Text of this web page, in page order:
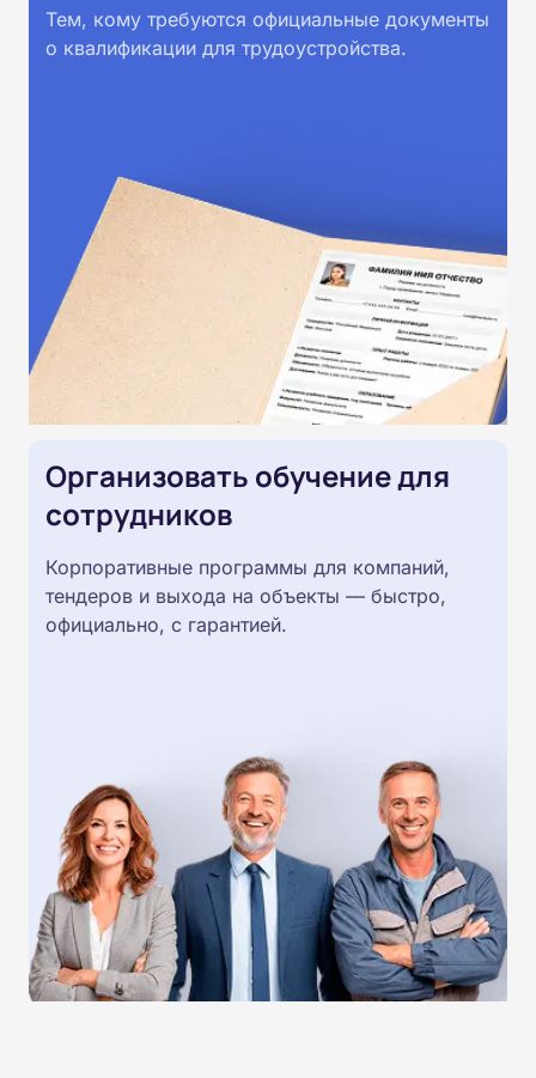
Тем, кому требуются официальные документы
о квалификации для трудоустройства.
Организовать обучение для
сотрудников
Корпоративные программы для компаний,
тендеров и выхода на объекты — быстро,
официально, с гарантией.